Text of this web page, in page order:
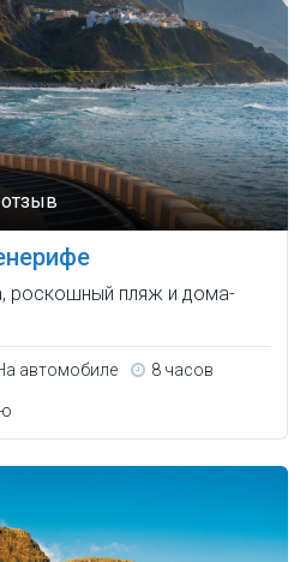
роскошный пляж и дома-
автомобиле 8 часов